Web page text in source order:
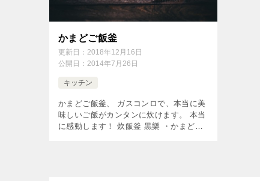
かまどご飯釜
更新日： 2018年12月16日
公開日： 2014年7月26日
キッチン
かまどご飯釜、 ガスコンロで、本当に美
味しいご飯がカンタンに炊けます。 本当
に感動します！ 炊飯釜 黒樂 ・かまどご